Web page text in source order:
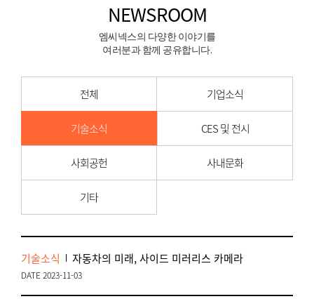
NEWSROOM
엠씨넥스의 다양한 이야기를
여러분과 함께 공유합니다.
전체 기업소식
기술소식 CES 및 전시
사회공헌 사내문화
기타
기술소식 자동차의 미래, 사이드 미러리스 카메라
DATE 2023-11-03